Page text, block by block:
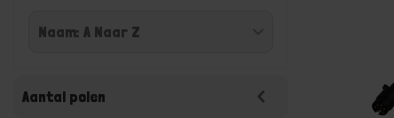
Aantal polen